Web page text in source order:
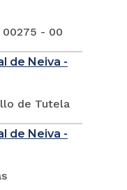
00275 - 00
de Neiva -
de Tutela
de Neiva -